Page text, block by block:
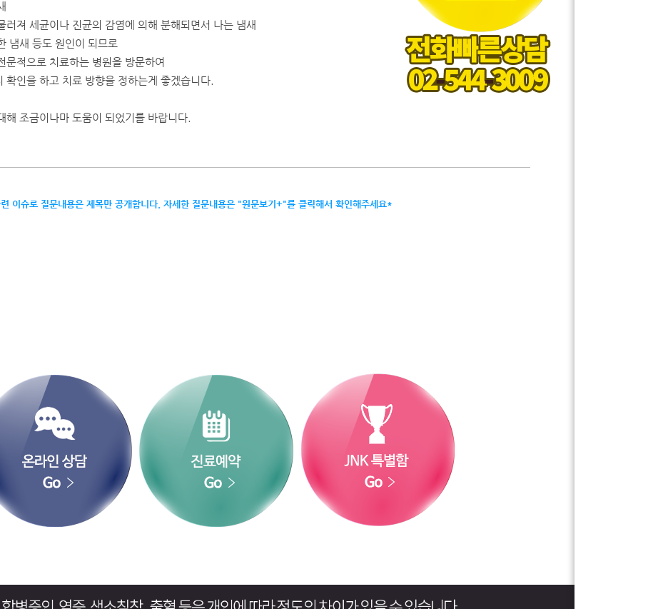
러져 세균이나 진균의 감염에 의해 분해되면서 나는 냄새
냄새 등도 원인이 되므로
문적으로 치료하는 병원을 방문하여
확인을 하고 치료 방향을 정하는게 좋겠습니다.
해 조금이나마 도움이 되었기를 바랍니다.
이슈로 질문내용은 제목만 공개합니다. 자세한 질문내용은 "원문보기+"를 클릭해서 확인해주세요*